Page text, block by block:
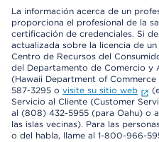
La información acerca de un
proporciona el profesional de la
certificación de credenciales. Si
actualizada sobre la licencia de
Centro de Recursos del
del Departamento de Comercio y
(Hawaii Department of
587-3295 o visite su sitio web
Servicio al Cliente (Customer
al (808) 432-5955 (para Oahu) o
las islas vecinas). Para las
o del habla, llame al 1-800-966-